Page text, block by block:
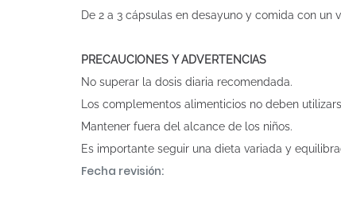
De 2 a 3 cápsulas en desayuno y comida con un
PRECAUCIONES Y ADVERTENCIAS
No superar la dosis diaria recomendada.
Los complementos alimenticios no deben
Mantener fuera del alcance de los niños.
Es importante seguir una dieta variada y
Fecha revisión: